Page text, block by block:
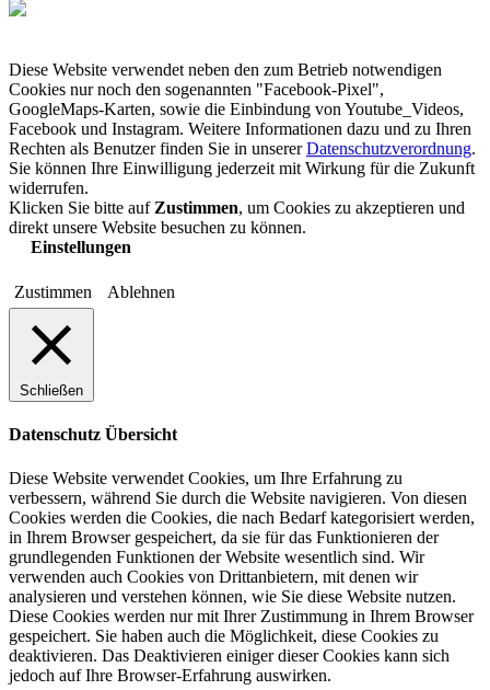
Diese Website verwendet neben den zum Betrieb notwendigen
Cookies nur noch den sogenannten "Facebook-Pixel",
GoogleMaps-Karten, sowie die Einbindung von Youtube_Videos,
Facebook und Instagram. Weitere Informationen dazu und zu Ihren
Rechten als Benutzer finden Sie in unsererDatenschutzverordnung.
Sie können Ihre Einwilligung jederzeit mit Wirkung für die Zukunft
widerrufen.
Klicken Sie bitte auf Zustimmen, um Cookies zu akzeptieren und
direkt unsere Website besuchen zu können.
Einstellungen
Zustimmen Ablehnen
Schließen
Datenschutz Übersicht
Diese Website verwendet Cookies, um Ihre Erfahrung zu
verbessern, während Sie durch die Website navigieren. Von diesen
Cookies werden die Cookies, die nach Bedarf kategorisiert werden,
in Ihrem Browser gespeichert, da sie für das Funktionieren der
grundlegenden Funktionen der Website wesentlich sind. Wir
verwenden auch Cookies von Drittanbietern, mit denen wir
analysieren und verstehen können, wie Sie diese Website nutzen.
Diese Cookies werden nur mit Ihrer Zustimmung in Ihrem Browser
gespeichert. Sie haben auch die Möglichkeit, diese Cookies zu
deaktivieren. Das Deaktivieren einiger dieser Cookies kann sich
jedoch auf Ihre Browser-Erfahrung auswirken.